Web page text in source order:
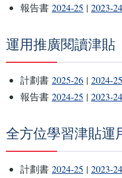
報告書 2024-25 | 2023-24
運用推廣閱讀津貼
計劃書 2025-26 | 2024-25
報告書 2024-25 | 2023-24
全方位學習津貼運
計劃書 2024-25 | 2023-24